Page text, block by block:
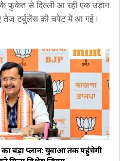
फुकेत से दिल्ली आ रही एक उड़ान
तेज टर्बुलेंस की चपेट में आ गई।
का बड़ा प्लान: युवाओं तक पहुंचेगी